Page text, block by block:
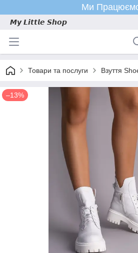
Ми
𝙈𝙮 𝙇𝙞𝙩𝙩𝙡𝙚 𝙎𝙝𝙤𝙥
Товари та послуги Взуття
–13%